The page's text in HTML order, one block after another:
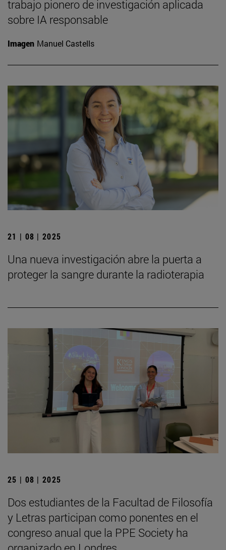
trabajo pionero de investigación aplicada
sobre IA responsable
Imagen Manuel Castells
21 | 08 | 2025
Una nueva investigación abre la puerta a
proteger la sangre durante la radioterapia
25 | 08 | 2025
Dos estudiantes de la Facultad de Filosofía
y Letras participan como ponentes en el
congreso anual que la PPE Society ha